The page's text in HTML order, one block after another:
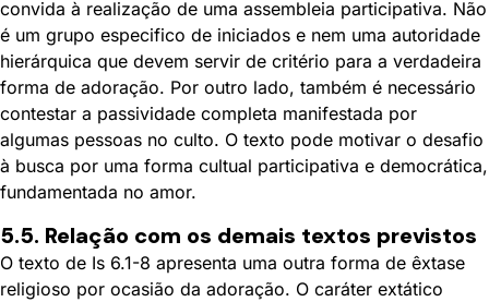
convida à realização de uma assembleia participativa. Não
é um grupo especifico de iniciados e nem uma autoridade
hierárquica que devem servir de critério para a verdadeira
forma de adoração. Por outro lado, também é necessário
contestar a passividade completa manifestada por
algumas pessoas no culto. O texto pode motivar o desafio
à busca por uma forma cultual participativa e democrática,
fundamentada no amor.
5.5. Relação com os demais textos previstos
O texto de Is 6.1-8 apresenta uma outra forma de êxtase
religioso por ocasião da adoração. O caráter extático